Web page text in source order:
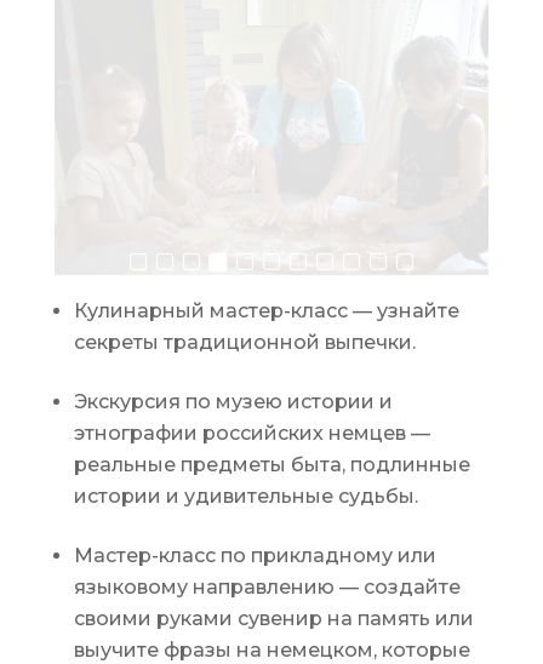
Кулинарный мастер-класс — узнайте
секреты традиционной выпечки.
Экскурсия по музею истории и
этнографии российских немцев —
реальные предметы быта, подлинные
истории и удивительные судьбы.
Мастер-класс по прикладному или
языковому направлению — создайте
своими руками сувенир на память или
выучите фразы на немецком, которые